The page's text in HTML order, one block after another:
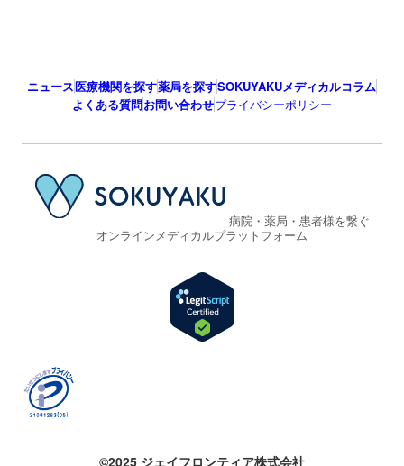
ニュース医療機関を探す薬局を探すSOKUYAKUメディカルコラム
よくある質問お問い合わせプライバシーポリシー
病院・薬局・患者様を繋ぐ
オンラインメディカルプラットフォーム
©2025 ジェイフロンティア株式会社